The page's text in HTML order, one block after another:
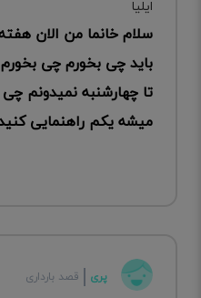
سلام خانما من الان
باید چی بخورم چی
تا چهارشنبه نمیدونم
میشه یکم راهنمایی
پری قصد بارداری